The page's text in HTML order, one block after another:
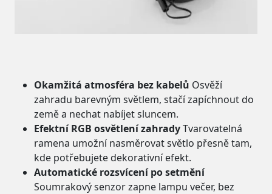
Okamžitá atmosféra bez kabelů Osvěží
zahradu barevným světlem, stačí zapíchnout do
země a nechat nabíjet sluncem.
Efektní RGB osvětlení zahradyTvarovatelná
ramena umožní nasměrovat světlo přesně tam,
kde potřebujete dekorativní efekt.
Automatické rozsvícení po setmění
Soumrakový senzor zapne lampu večer, bez